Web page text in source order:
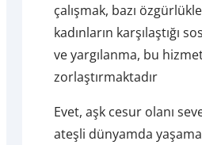
çalışmak, bazı
kadınların karşılaştığı
ve yargılanma, bu
zorlaştırmaktadır
Evet, aşk cesur olanı
ateşli dünyamda